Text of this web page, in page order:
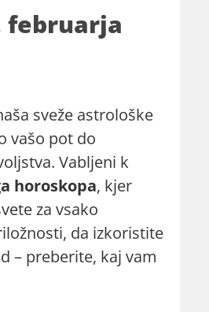
februarja
sveže astrološke
vašo pot do
Vabljeni k
horoskopa, kjer
za vsako
da izkoristite
– preberite, kaj vam